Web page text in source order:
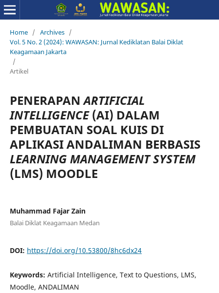
Home / Archives /
Vol. 5 No. 2 (2024): WAWASAN: Jurnal Kediklatan Balai Diklat
Keagamaan Jakarta
/
Artikel
PENERAPANARTIFICIAL
INTELLIGENCE(AI) DALAM
PEMBUATAN SOAL KUIS DI
APLIKASI ANDALIMAN BERBASIS
LEARNING MANAGEMENT SYSTEM
(LMS) MOODLE
Muhammad Fajar Zain
Balai Diklat Keagamaan Medan
DOI: https://doi.org/10.53800/8hc6dx24
Keywords: Artificial Intelligence, Text to Questions, LMS,
Moodle, ANDALIMAN